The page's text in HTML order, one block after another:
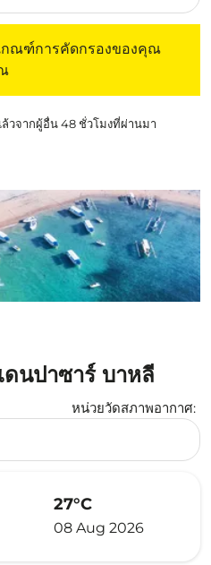
กณฑ์การคัดกรองของคุณ
วจากผู้อื่น 48 ชั่วโมงที่ผ่านมา
นปาซาร์ บาหลี
หน่วยวัดสภาพอากาศ:
Selected
27°C
08 Aug 2026